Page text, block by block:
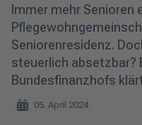
Immer mehr
Seniorenresidenz.
steuerlich absetzbar?
Bundesfinanzhofs
05. April 2024